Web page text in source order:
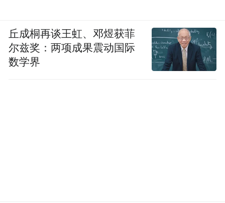
丘成桐再谈王虹、邓煜获菲
尔兹奖：两项成果震动国际
数学界